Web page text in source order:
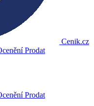
Cenik.cz
Prodat
Prodat